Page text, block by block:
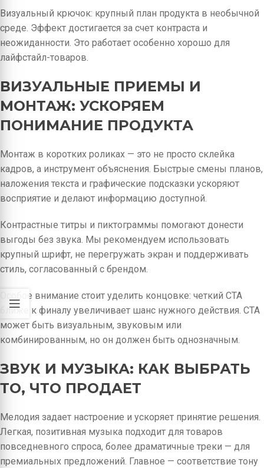
Визуальный крючок: крупный план продукта в необычной
среде. Эффект достигается за счет контраста и
неожиданности. Это работает особенно хорошо для
лайфстайл-товаров.
ВИЗУАЛЬНЫЕ ПРИЕМЫ И
МОНТАЖ: УСКОРЯЕМ
ПОНИМАНИЕ ПРОДУКТА
Монтаж в коротких роликах — это не просто склейка
кадров, а инструмент объяснения. Быстрые смены планов,
наложения текста и графические подсказки ускоряют
восприятие и делают информацию доступной.
Контрастные титры и пиктограммы помогают донести
выгоды без звука. Мы рекомендуем использовать
крупный шрифт, не перегружать экран и поддерживать
стиль, согласованный с брендом.
Особое внимание стоит уделить концовке: четкий CTA
ближе к финалу увеличивает шанс нужного действия. CTA
может быть визуальным, звуковым или
комбинированным, но он должен быть однозначным.
ЗВУК И МУЗЫКА: КАК ВЫБРАТЬ
ТО, ЧТО ПРОДАЕТ
Мелодия задает настроение и ускоряет принятие решения.
Легкая, позитивная музыка подходит для товаров
повседневного спроса, более драматичные треки — для
премиальных предложений. Главное — соответствие тону